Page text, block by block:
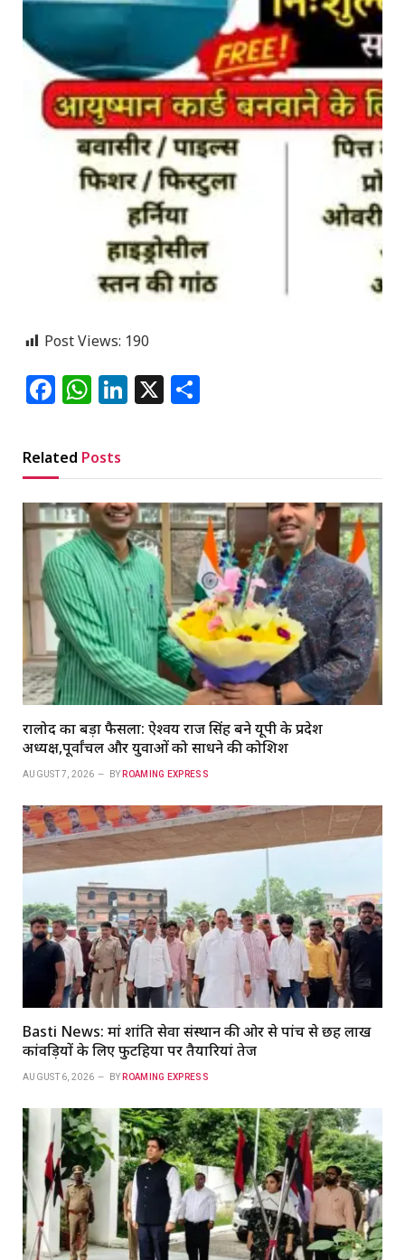
Post Views: 190
Facebook
WhatsApp
LinkedIn
X
Related Posts
रालोद का बड़ा फैसला: ऐश्वर्य राज सिंह बने यूपी के प्रदेश
अध्यक्ष,पूर्वांचल और युवाओं को साधने की कोशिश
AUGUST 7, 2026 BY ROAMING EXPRESS
Basti News: मां शांति सेवा संस्थान की ओर से पांच से छह लाख
कांवड़ियों के लिए फुटहिया पर तैयारियां तेज
AUGUST 6, 2026 BY ROAMING EXPRESS